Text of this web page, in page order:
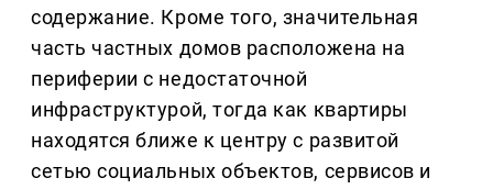
содержание. Кроме того, значительная
часть частных домов расположена на
периферии с недостаточной
инфраструктурой, тогда как квартиры
находятся ближе к центру с развитой
сетью социальных объектов, сервисов и